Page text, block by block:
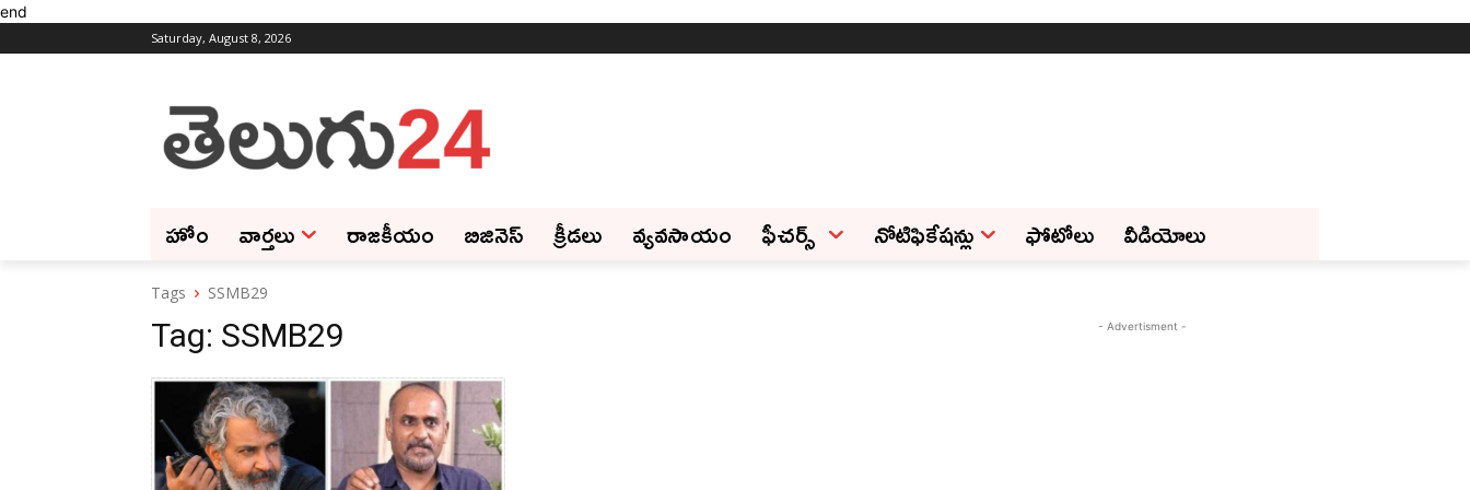
end
Saturday, August 8, 2026
హోం వార్తలు రాజకీయం బిజినెస్‌ క్రీడలు వ్యవసాయం ఫీచ‌ర్స్ ‌ నోటిఫికేషన్లు ఫోటోలు వీడియోలు
Tags SSMB29
Tag: SSMB29 - Advertisment -